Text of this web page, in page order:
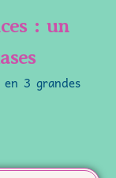
: un
en 3 grandes